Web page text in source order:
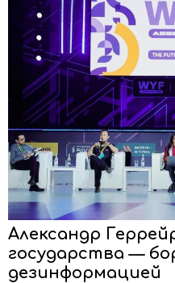
Александр
государства —
дезинформацией